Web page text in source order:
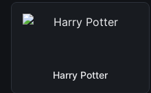
Harry Potter